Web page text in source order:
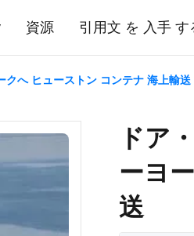
資源 引用文 を 入手 す
クへ ヒューストン コンテナ 海上輸送
ドア
ーヨ
送